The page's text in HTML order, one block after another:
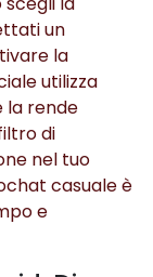
un
la
utilizza
la rende
di
nel tuo
casuale è
e